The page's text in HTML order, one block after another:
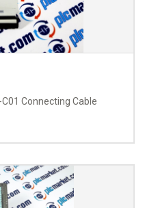
Connecting Cable